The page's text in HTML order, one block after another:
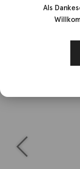
Als